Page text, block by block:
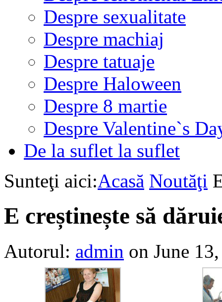
Despre sexualitate
Despre machiaj
Despre tatuaje
Despre Haloween
Despre 8 martie
Despre Valentine`s
De la suflet la suflet
Sunteţi aici:Acasă Noutăţi
E creștinește să
Autorul: admin on June